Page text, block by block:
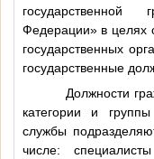
государственной
Федерации» в целях
государственных
государственные
Должности
категории и
службы
числе: